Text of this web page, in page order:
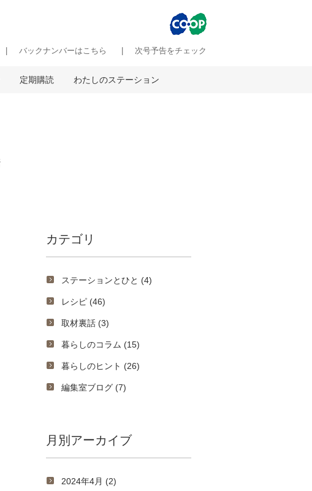
バックナンバーはこちら 次号予告をチェック
定期購読 わたしのステーション
カテゴリ
ステーションとひと (4)
レシピ (46)
取材裏話 (3)
暮らしのコラム (15)
暮らしのヒント (26)
編集室ブログ (7)
月別アーカイブ
2024年4月 (2)